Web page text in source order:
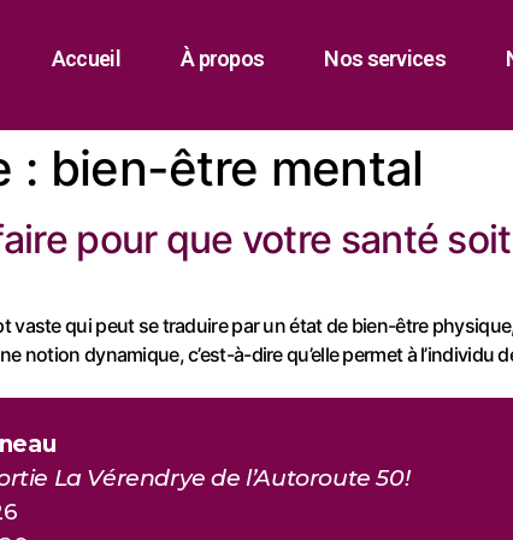
Accueil À propos Nos services
: bien-être mental
pour que votre santé
vaste qui peut se traduire par un état de bien-être
notion dynamique, c’est-à-dire qu’elle permet à
La Vérendrye de l’Autoroute 50!